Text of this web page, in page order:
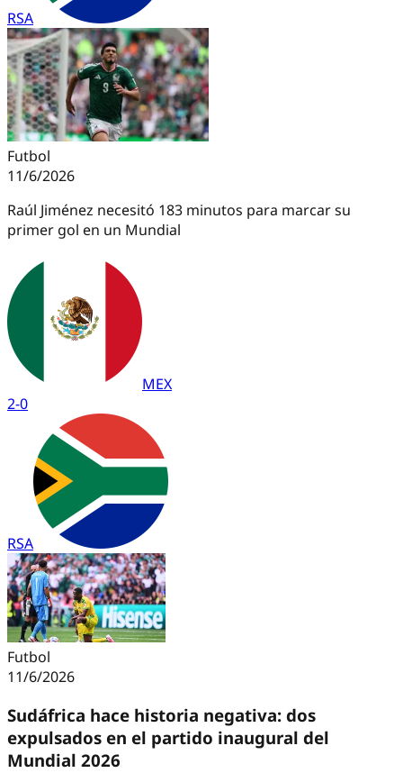
RSA
Futbol
11/6/2026
Raúl Jiménez necesitó 183 minutos para marcar su
primer gol en un Mundial
MEX
2-0
RSA
Futbol
11/6/2026
Sudáfrica hace historia negativa: dos
expulsados en el partido inaugural del
Mundial 2026